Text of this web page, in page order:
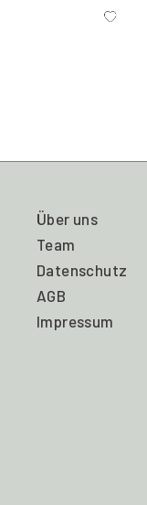
Über uns
Team
Datenschutz
AGB
Impressum